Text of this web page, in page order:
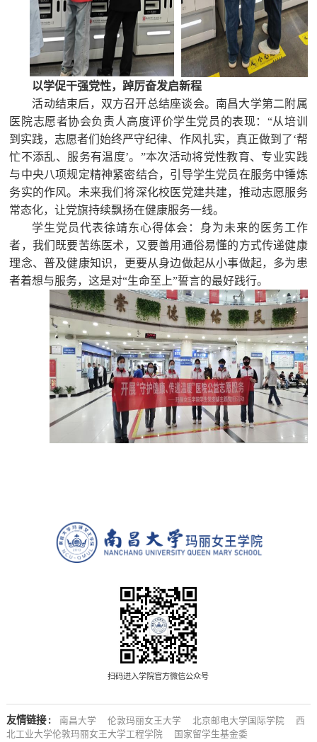
以学促干强党性，踔厉奋发启新程
活动结束后，双方召开总结座谈会。南昌大学第二附属
医 院志愿者协会负责人高度评价学生党员的表现：“从培训
到实践，志愿者们始终严守纪律、作风扎实，真正做到了‘帮
忙不添乱、服务有温度’。”本次活动将党性教育、专业实践
与中央八项规定精神紧密结合，引导学生党员在服务中锤炼
务实的作风。未来我们将深化校医党建共建，推动志愿服务
常态化，让党旗持续飘扬在健康服务一线。
学生党员代表徐靖东心得体会： 身为未来的 医务工作
者，我们既要苦练 医术， 又要善用 通俗易懂的方式传递健康
理念、普及健康知识，更要从身边做起从小事做起， 多为 患
者着想与服务，这是对“生命至上”誓言的最好践行。
扫码进入学院官方微信公众号
友情链接 : 南昌大学 伦敦玛丽女王大学 北京邮电大学国际学院
西
北工业大学伦敦玛丽女王大学工程学院
国家留学生基金委